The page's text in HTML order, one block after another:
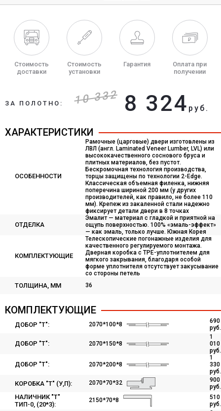
Стоимость
доставки
Стоимость
установки
Гарантия
Оплата при
получении
ЗА ПОЛОТНО: 10 332 8 324 руб.
ХАРАКТЕРИСТИКИ
ОСОБЕННОСТИ
Рамочные (царговые) двери изготовлены из
ЛВЛ (англ. Laminated Veneer Lumber, LVL) или
высококачественного соснового бруса и
плитных материалов, без пустот.
Бескромочная технология производства,
торцы защищены по технологии 2-Edge.
Классическая объемная филенка, нижняя
поперечина шириной 200 мм (у других
производителей, как правило, не более 110
мм). Крепеж из закаленной стали надежно
фиксирует детали двери в 8 точках
ОТДЕЛКА
Эмалит — материал с гладкой и приятной на
ощупь поверхностью. 100% «эмаль-эффект»
— как эмаль, только лучше. Южная Корея
КОМПЛЕКТУЮЩИЕ
Телескопические погонажные изделия для
качественного регулируемого монтажа.
Дверная коробка с TPE-уплотнителем для
мягкого закрывания, благодаря особой
форме уплотнителя отсутствует закусывание
со стороны петель
ТОЛЩИНА, ММ 36
КОМПЛЕКТУЮЩИЕ
ДОБОР "Т": 2070*100*8
690
руб.
ДОБОР "Т": 2070*150*8
1
010
руб.
ДОБОР "Т": 2070*200*8
1
330
руб.
КОРОБКА "Т" (У,П): 2070*70*32
900
руб.
НАЛИЧНИК "Т"
ТИП-0, (20*3):
2150*70*8
510
руб.